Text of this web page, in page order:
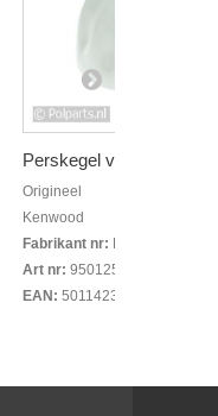
Perskegel van...
Origineel
Kenwood
Fabrikant nr: KW663759
Art nr: 95012580
EAN: 5011423826660